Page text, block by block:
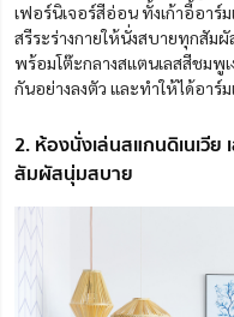
เฟอร์นิเจอร์สีอ่อน ทั้งเก้าอี้อา
สรีระร่างกายให้นั่งสบายทุกสัม
พร้อมโต๊ะกลางสแตนเลสสีชมพู
กันอย่างลงตัว และทำให้ได้อาร์
2. ห้องนั่งเล่นสแกนดิเนเวีย
สัมผัสนุ่มสบาย